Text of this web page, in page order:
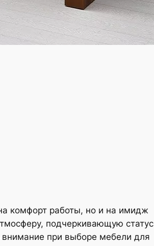
комфорт работы, но и на имидж
подчеркивающую статус
внимание при выборе мебели для